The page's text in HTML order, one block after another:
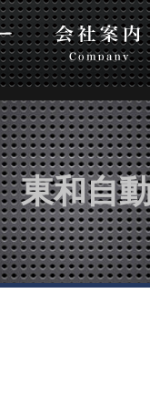
お問い合わせ
東和自